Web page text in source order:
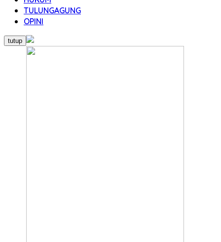
TULUNGAGUNG
OPINI
tutup